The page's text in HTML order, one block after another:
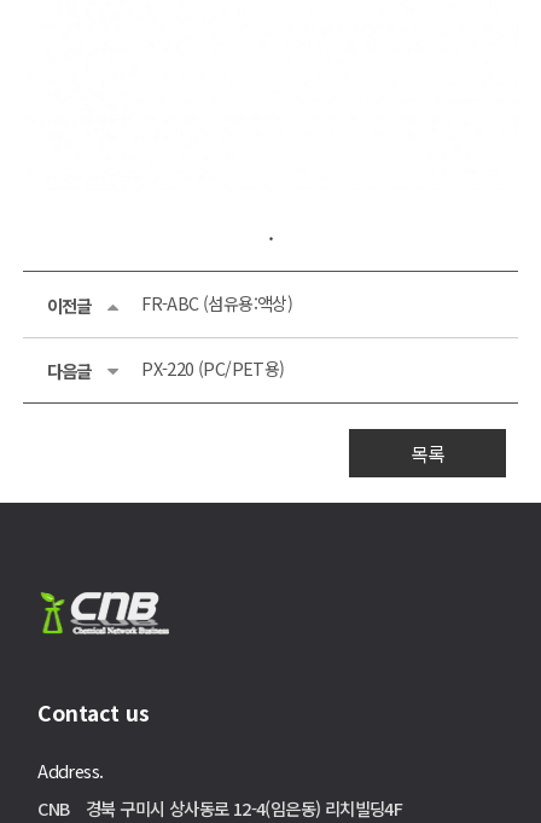
.
이전글 FR-ABC (섬유용:액상)
다음글 PX-220 (PC/PET용)
목록
Contact us
Address.
CNB 경북 구미시 상사동로 12-4(임은동) 리치빌딩4F